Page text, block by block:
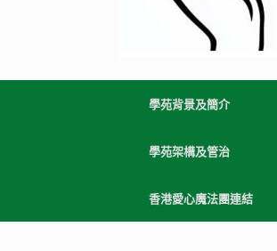
學苑背景及簡介
學苑架構及管治
香港愛心魔法團連結